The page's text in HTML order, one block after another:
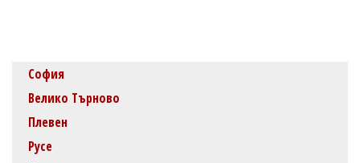
София
Велико Търново
Плевен
Русе